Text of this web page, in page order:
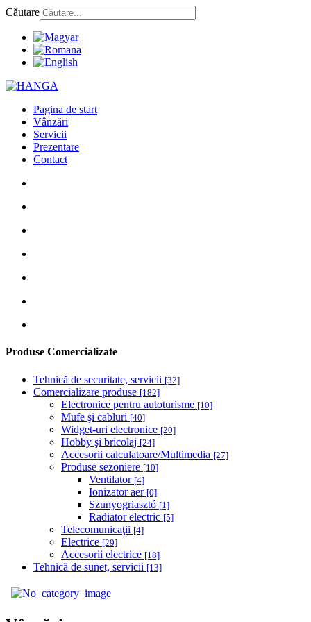
Căutare
Pagina de start
Vânzări
Servicii
Prezentare
Contact
Produse Comercializate
Tehnică de securitate, servicii [32]
Comercializare produse [182]
Electronice pentru autoturisme [10]
Mufe şi cabluri [40]
Widget-uri electronice [20]
Hobby şi bricolaj [24]
Accesorii calculatoare/Multimedia [27]
Produse sezoniere [10]
Ventilator [4]
Ionizator aer [0]
Szunyogriasztó [1]
Radiator electric [5]
Telecomunicaţii [4]
Electrice [29]
Accesorii electrice [18]
Tehnică de sunet, servicii [13]